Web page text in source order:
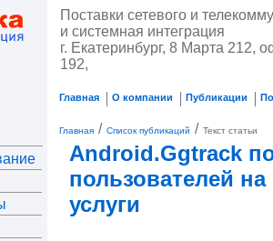
Поставки сетевого и
и системная интеграция
г. Екатеринбург, 8 Марта 212,
192,
Главная О компании Публикации
Главная / Список публикаций / Текст статьи
Android.Ggtrack
пользователей
услуги